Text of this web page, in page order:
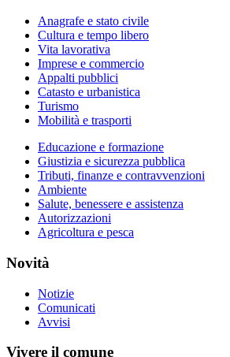
Anagrafe e stato civile
Cultura e tempo libero
Vita lavorativa
Imprese e commercio
Appalti pubblici
Catasto e urbanistica
Turismo
Mobilità e trasporti
Educazione e formazione
Giustizia e sicurezza pubblica
Tributi, finanze e contravvenzioni
Ambiente
Salute, benessere e assistenza
Autorizzazioni
Agricoltura e pesca
Novità
Notizie
Comunicati
Avvisi
Vivere il comune